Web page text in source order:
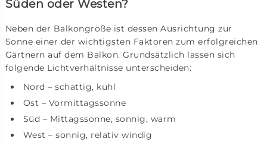
Süden oder Westen?
Neben der Balkongröße ist dessen Ausrichtung zur
Sonne einer der wichtigsten Faktoren zum erfolgreichen
Gärtnern auf dem Balkon. Grundsätzlich lassen sich
folgende Lichtverhältnisse unterscheiden:
Nord – schattig, kühl
Ost – Vormittagssonne
Süd – Mittagssonne, sonnig, warm
West – sonnig, relativ windig